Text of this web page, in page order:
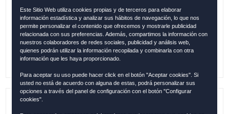
GORRA ESPAÑA URBAN PREMIUM
MOSTAZA-NEGRO
0.00€
Este Sitio Web utiliza cookies propias y de terceros para elaborar
información estadística y analizar sus hábitos de navegación, lo que nos
permite personalizar el contenido que ofrecemos y mostrarle publicidad
relacionada con sus preferencias. Además, compartimos la información con
nuestros colaboradores de redes sociales, publicidad y análisis web,
quienes podrán utilizar la información recopilada y combinarla con otra
información que les haya proporcionado.
Para aceptar su uso puede hacer click en el botón "Aceptar cookies". Si
usted no está de acuerdo con alguna de estas, podrá personalizar sus
opciones a través del panel de configuración con el botón "Configurar
cookies".